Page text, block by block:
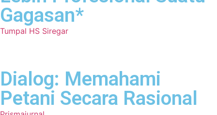
Gagasan*
Tumpal HS Siregar
Dialog: Memahami
Petani Secara Rasional